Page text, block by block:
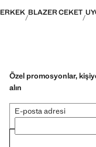
ERKEK BLAZER CEKET
Özel promosyonlar,
alın
E-posta adresi